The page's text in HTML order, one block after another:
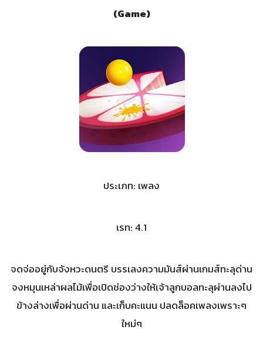
(Game)
ประเภท: เพลง
เรท: 4.1
จดจ่ออยู่กับจังหวะดนตรี บรรเลงความมันส์ผ่านเกมส์ทะลุด่าน
จงหมุนเหล่าผลไม้เพื่อเปิดช่องว่างให้เจ้าลูกบอลทะลุผ่านลงไป
ข้างล่างเพื่อผ่านด่าน และเก็บคะแนน ปลดล็อคเพลงเพราะๆ
ใหม่ๆ